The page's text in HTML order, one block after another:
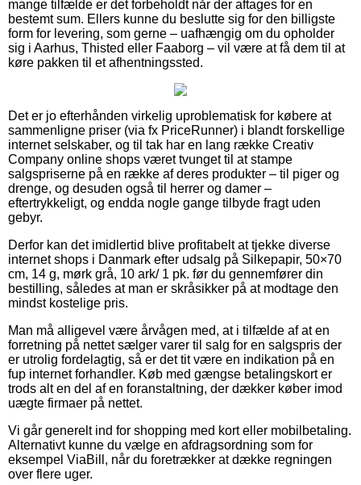
mange tilfælde er det forbeholdt når der aftages for en
bestemt sum. Ellers kunne du beslutte sig for den billigste
form for levering, som gerne – uafhængig om du opholder
sig i Aarhus, Thisted eller Faaborg – vil være at få dem til at
køre pakken til et afhentningssted.
Det er jo efterhånden virkelig uproblematisk for købere at
sammenligne priser (via fx PriceRunner) i blandt forskellige
internet selskaber, og til tak har en lang række Creativ
Company online shops været tvunget til at stampe
salgspriserne på en række af deres produkter – til piger og
drenge, og desuden også til herrer og damer –
eftertrykkeligt, og endda nogle gange tilbyde fragt uden
gebyr.
Derfor kan det imidlertid blive profitabelt at tjekke diverse
internet shops i Danmark efter udsalg på Silkepapir, 50×70
cm, 14 g, mørk grå, 10 ark/ 1 pk. før du gennemfører din
bestilling, således at man er skråsikker på at modtage den
mindst kostelige pris.
Man må alligevel være årvågen med, at i tilfælde af at en
forretning på nettet sælger varer til salg for en salgspris der
er utrolig fordelagtig, så er det tit være en indikation på en
fup internet forhandler. Køb med gængse betalingskort er
trods alt en del af en foranstaltning, der dækker køber imod
uægte firmaer på nettet.
Vi går generelt ind for shopping med kort eller mobilbetaling.
Alternativt kunne du vælge en afdragsordning som for
eksempel ViaBill, når du foretrækker at dække regningen
over flere uger.